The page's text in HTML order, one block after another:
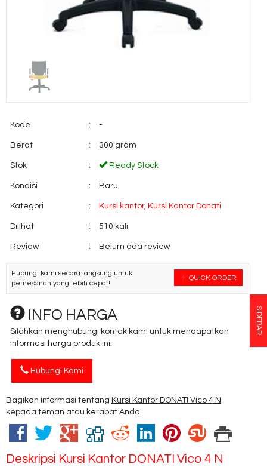
Kode : -
Berat : 300 gram
Stok : Ready Stock
Kondisi : Baru
Kategori : Kursi kantor, Kursi Kantor Donati
Dilihat : 510 kali
Review : Belum ada review
QUICK ORDER
Hubungi kami secara langsung untuk
pemesanan yang lebih cepat!
INFO HARGA
Silahkan menghubungi kontak kami untuk mendapatkan
informasi harga produk ini.
Hubungi Kami
Bagikan informasi tentang Kursi Kantor DONATI Vico 4 N
kepada teman atau kerabat Anda.
Deskripsi Kursi Kantor DONATI Vico 4 N
SIDEBAR